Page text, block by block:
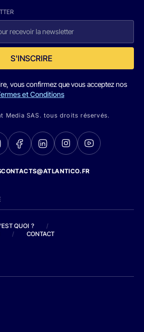
S'INSCRIRE
vous confirmez que vous acceptez nos
et Conditions
Media SAS. tous droits réservés.
QUOI ?
/
/ CONTACT